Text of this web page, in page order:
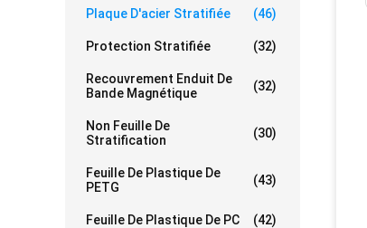
Plaque D'acier Stratifiée (46)
Protection Stratifiée (32)
Recouvrement Enduit De
Bande Magnétique
(32)
Non Feuille De
Stratification
(30)
Feuille De Plastique De
PETG
(43)
Feuille De Plastique De PC (42)